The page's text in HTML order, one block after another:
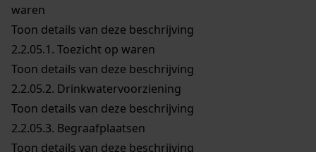
waren
Toon details van deze beschrijving
2.2.05.1. Toezicht op waren
Toon details van deze beschrijving
2.2.05.2. Drinkwatervoorziening
Toon details van deze beschrijving
2.2.05.3. Begraafplaatsen
Toon details van deze beschrijving